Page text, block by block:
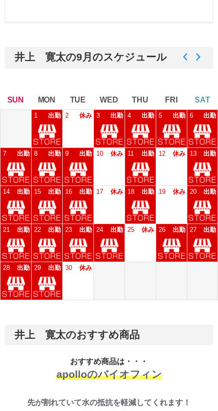
井上 寛太の9月のスケジュール
SUN MON TUE WED THU FRI SAT
井上 寛太のおすすめ商品
おすすめ商品は・・・
apolloのバイオフィン
先が割れていて水の抵抗を軽減してくれます！